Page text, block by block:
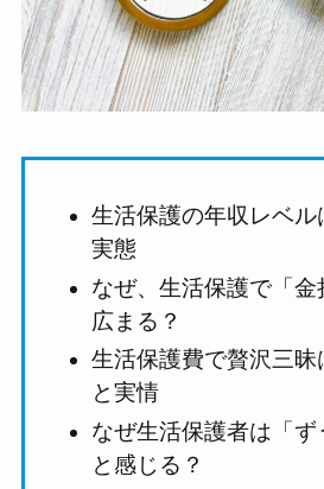
生活保護の年収レベ
実態
なぜ、生活保護で「
広まる？
生活保護費で贅沢三昧
と実情
なぜ生活保護者は「ず
と感じる？